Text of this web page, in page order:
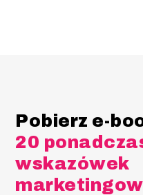
Pobierz e-
20
wskazówek